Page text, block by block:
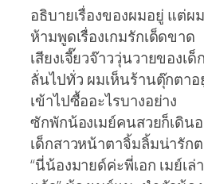
อธิบายเรื่องของผมอยู่ แต่ผ
ห้ามพูดเรื่องเกมรักเด็ดขาด
เสียงเจี๊ยวจ๊าววุ่นวายของเ
ลั่นไปทั่ว ผมเห็นร้านตุ๊กตาอ
เข้าไปซื้ออะไรบางอย่าง
ซักพักน้องเมย์คนสวยก็เดิน
เด็กสาวหน้าตาจิ้มลิ้มน่ารัก
“นี่น้องมายด์ค่ะพี่เอก เมย์เล่